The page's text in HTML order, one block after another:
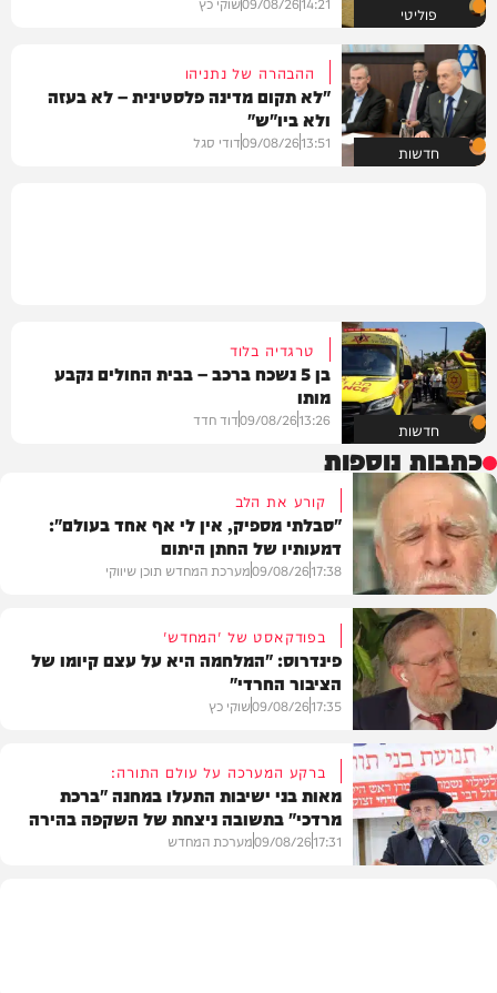
פוליטי
חדשות
ההבהרה של נתניהו
"לא תקום מדינה פלסטינית – לא בעזה
ולא ביו"ש"
13:51
09/08/26דודי סגל
חדשות
טרגדיה בלוד
בן 5 נשכח ברכב – בבית החולים נקבע
מותו
13:26
09/08/26דוד חדד
כתבות נוספות
בית המדרש
קורע את הלב
"סבלתי מספיק, אין לי אף אחד בעולם":
דמעותיו של החתן היתום
17:38
09/08/26מערכת המחדש תוכן שיווקי
פוליטי
בפודקאסט של 'המחדש'
פינדרוס: "המלחמה היא על עצם קיומו של
הציבור החרדי"
17:35
09/08/26שוקי כץ
ברקע המערכה על עולם התורה:
מאות בני ישיבות התעלו במחנה "ברכת
מרדכי" בתשובה ניצחת של השקפה בהירה
17:31
09/08/26מערכת המחדש